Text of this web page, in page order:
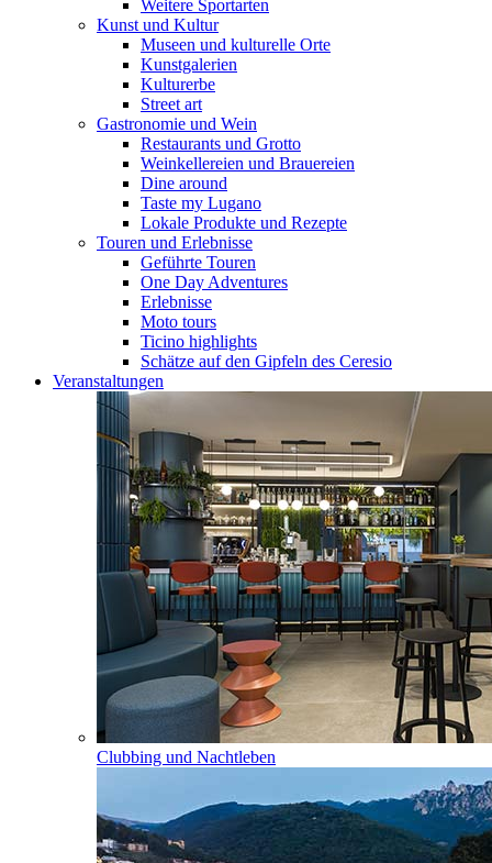
Weitere Sportarten
Kunst und Kultur
Museen und kulturelle Orte
Kunstgalerien
Kulturerbe
Street art
Gastronomie und Wein
Restaurants und Grotto
Weinkellereien und Brauereien
Dine around
Taste my Lugano
Lokale Produkte und Rezepte
Touren und Erlebnisse
Geführte Touren
One Day Adventures
Erlebnisse
Moto tours
Ticino highlights
Schätze auf den Gipfeln des Ceresio
Veranstaltungen
Clubbing und Nachtleben